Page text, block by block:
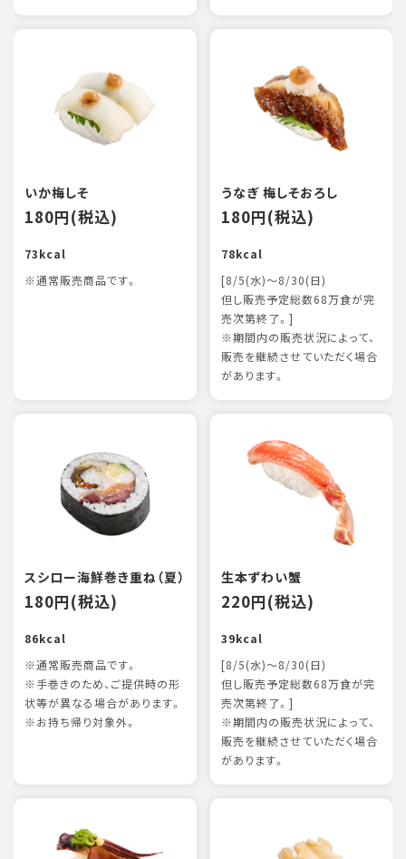
いか梅しそ
180円(税込)
73kcal
※通常販売商品です。
うなぎ 梅しそおろし
180円(税込)
78kcal
[8/5(水)～8/30(日)
但し販売予定総数68万食が完
売次第終了。]
※期間内の販売状況によって、
販売を継続させていただく場合
があります。
スシロー海鮮巻き重ね（夏）
180円(税込)
86kcal
※通常販売商品です。
※手巻きのため、ご提供時の形
状等が異なる場合があります。
※お持ち帰り対象外。
生本ずわい蟹
220円(税込)
39kcal
[8/5(水)～8/30(日)
但し販売予定総数68万食が完
売次第終了。]
※期間内の販売状況によって、
販売を継続させていただく場合
があります。